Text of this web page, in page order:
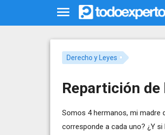
Derecho y Leyes
Repartición
Somos 4 hermanos, mi madre
corresponde a cada uno? ¿Y